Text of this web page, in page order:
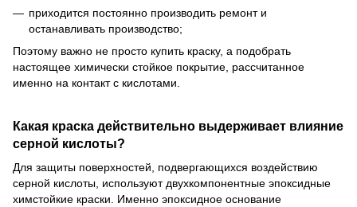
приходится постоянно производить ремонт и
останавливать производство;
Поэтому важно не просто купить краску, а подобрать
настоящее химически стойкое покрытие, рассчитанное
именно на контакт с кислотами.
Какая краска действительно выдерживает влияние
серной кислоты?
Для защиты поверхностей, подвергающихся воздействию
серной кислоты, используют двухкомпонентные эпоксидные
химстойкие краски. Именно эпоксидное основание